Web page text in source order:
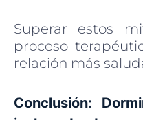
Superar estos
proceso
relación más
Conclusión: